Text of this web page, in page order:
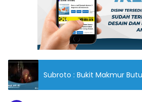
Subroto : Bukit Makmur